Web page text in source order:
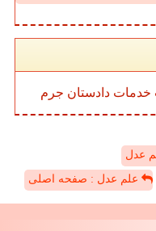
خدمات دادستان جرم
عدل
علم عدل : صفحه اصلی